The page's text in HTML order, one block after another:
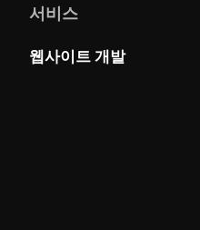
서비스
웹사이트 개발